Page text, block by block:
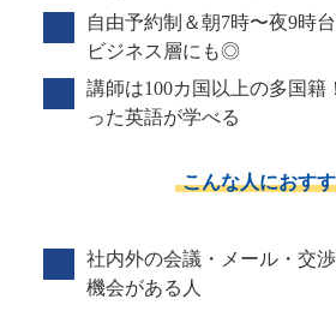
自由予約制＆朝7時〜夜9時
ビジネス層にも◎
講師は100カ国以上の多国籍
った英語が学べる
こんな人におす
社内外の会議・メール・交
機会がある人